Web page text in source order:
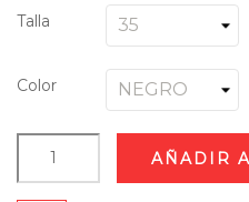
Talla
Color
AÑADIR